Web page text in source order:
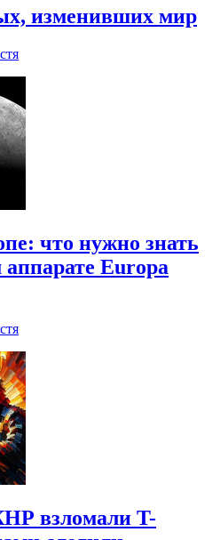
изменивших мир
что нужно знать
Europa
взломали T-